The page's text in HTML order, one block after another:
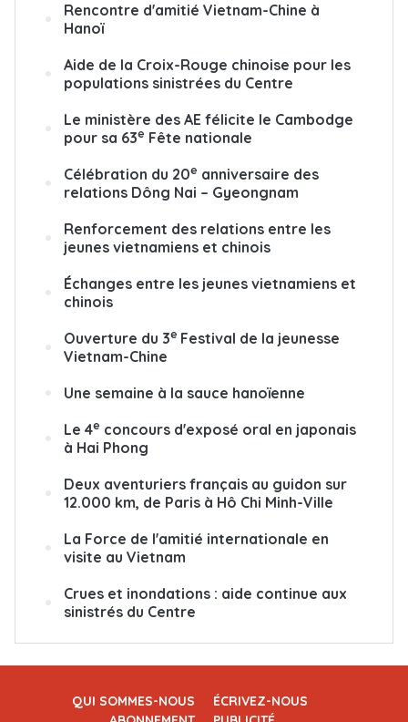
Rencontre d'amitié Vietnam-Chine à
Hanoï
Aide de la Croix-Rouge chinoise pour les
populations sinistrées du Centre
Le ministère des AE félicite le Cambodge
pour sa 63e Fête nationale
Célébration du 20e anniversaire des
relations Dông Nai – Gyeongnam
Renforcement des relations entre les
jeunes vietnamiens et chinois
Échanges entre les jeunes vietnamiens et
chinois
Ouverture du 3e Festival de la jeunesse
Vietnam-Chine
Une semaine à la sauce hanoïenne
Le 4e concours d'exposé oral en japonais
à Hai Phong
Deux aventuriers français au guidon sur
12.000 km, de Paris à Hô Chi Minh-Ville
La Force de l'amitié internationale en
visite au Vietnam
Crues et inondations : aide continue aux
sinistrés du Centre
QUI SOMMES-NOUS
ÉCRIVEZ-NOUS